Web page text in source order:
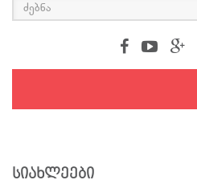
სიახლეები